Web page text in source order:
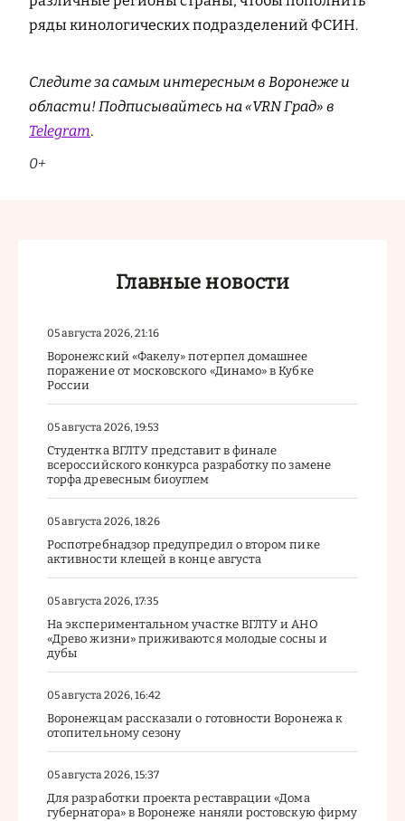
ряды кинологических подразделений ФСИН.
Следите за самым интересным в Воронеже и
области! Подписывайтесь на «VRN Град» в
Telegram.
0+
Главные новости
05 августа 2026, 21:16
Воронежский «Факелу» потерпел домашнее
поражение от московского «Динамо» в Кубке
России
05 августа 2026, 19:53
Студентка ВГЛТУ представит в финале
всероссийского конкурса разработку по замене
торфа древесным биоуглем
05 августа 2026, 18:26
Роспотребнадзор предупредил о втором пике
активности клещей в конце августа
05 августа 2026, 17:35
На экспериментальном участке ВГЛТУ и АНО
«Древо жизни» приживаются молодые сосны и
дубы
05 августа 2026, 16:42
Воронежцам рассказали о готовности Воронежа к
отопительному сезону
05 августа 2026, 15:37
Для разработки проекта реставрации «Дома
губернатора» в Воронеже наняли ростовскую фирму